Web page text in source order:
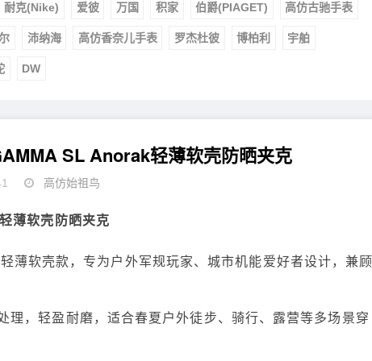
耐克(Nike) 爱彼 万国 积家 伯爵(PIAGET) 高仿古驰手表
沛纳海 高仿香奈儿手表 罗杰杜彼 博柏利 宇舶
DW
SL Anorak轻薄软壳防晒夹克
高仿始祖鸟
薄软壳防晒夹克
薄软壳款，专为户外军规玩家、城市机能爱好者设计，兼顾
理，轻盈耐磨，适合春夏户外徒步、骑行、露营等多场景穿